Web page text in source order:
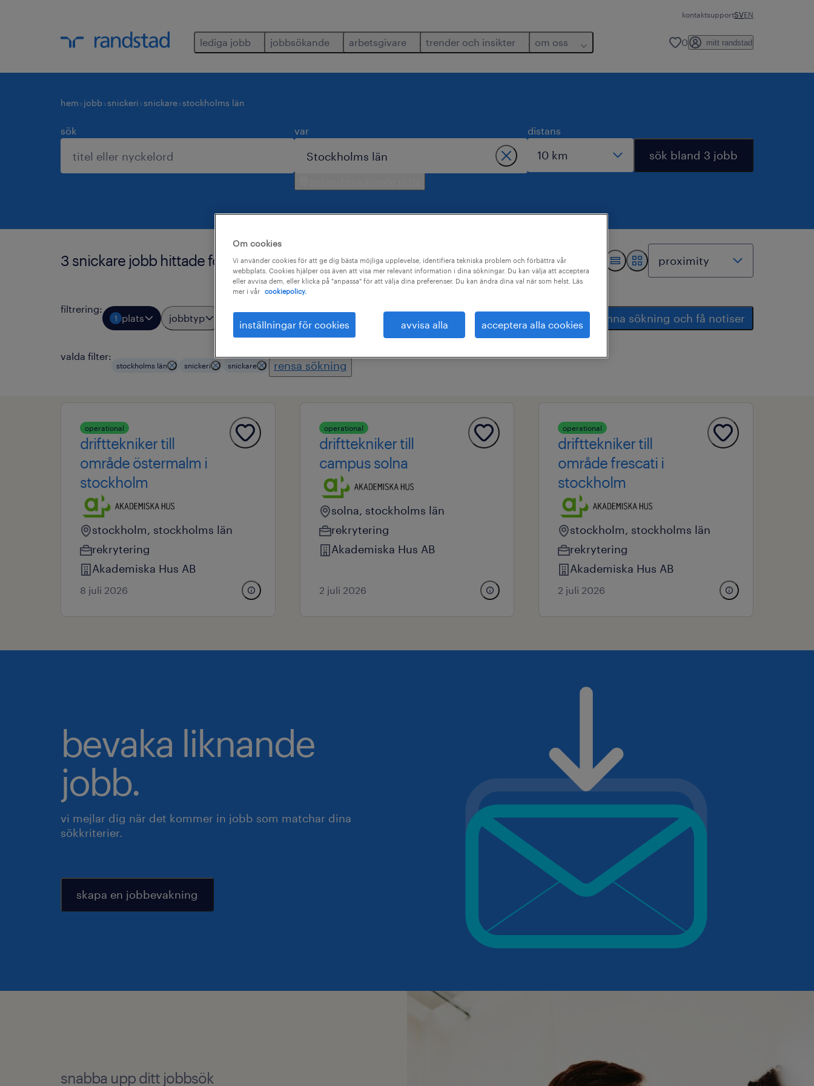
kontaktsupportSVEN
lediga jobb jobbsökande arbetsgivare trender och insikter om oss 0 mitt randstad
hem jobb snickeri snickare stockholms län
sök var distans
sök bland 3 jobb
3 snickare jobb hittade för dig i stockholms län.
filtrering:
1 plats jobbtyp alla filter spara denna sökning och få notiser
valda filter:
stockholms län snickeri snickare rensa sökning
operational
drifttekniker till
område östermalm i
stockholm
stockholm, stockholms län
rekrytering
Akademiska Hus AB
8 juli 2026
operational
drifttekniker till
campus solna
solna, stockholms län
rekrytering
Akademiska Hus AB
2 juli 2026
operational
drifttekniker till
område frescati i
stockholm
stockholm, stockholms län
rekrytering
Akademiska Hus AB
2 juli 2026
bevaka liknande
jobb.
vi mejlar dig när det kommer in jobb som matchar dina
sökkriterier.
skapa en jobbevakning
snabba upp ditt jobbsök
Om cookies
Vi använder cookies för att ge dig bästa möjliga upplevelse, identifiera tekniska problem och förbättra vår
webbplats. Cookies hjälper oss även att visa mer relevant information i dina sökningar. Du kan välja att acceptera
eller avvisa dem, eller klicka på "anpassa" för att välja dina preferenser. Du kan ändra dina val när som helst. Läs
mer i vår
cookiepolicy.
inställningar för cookies avvisa alla acceptera alla cookies